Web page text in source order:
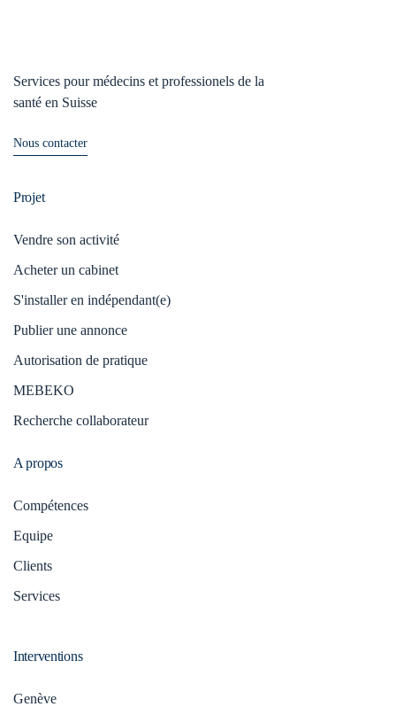
Services pour médecins et professionels de la
santé en Suisse
Nous contacter
Projet
Vendre son activité
Acheter un cabinet
S'installer en indépendant(e)
Publier une annonce
Autorisation de pratique
MEBEKO
Recherche collaborateur
A propos
Compétences
Equipe
Clients
Services
Interventions
Genève